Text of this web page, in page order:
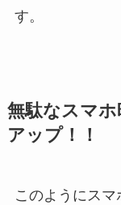
す。
無駄なスマ
アップ！！
このようにス